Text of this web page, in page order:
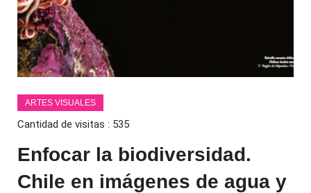
ARTES VISUALES
Cantidad de visitas : 535
Enfocar la biodiversidad.
Chile en imágenes de agua y